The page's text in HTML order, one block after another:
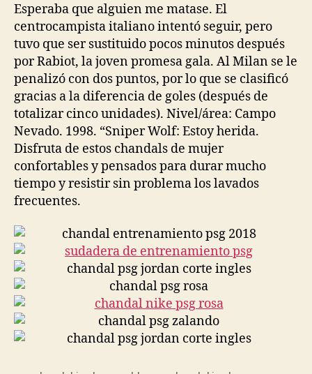
Esperaba que alguien me matase. El
centrocampista italiano intentó seguir, pero
tuvo que ser sustituido pocos minutos después
por Rabiot, la joven promesa gala. Al Milan se le
penalizó con dos puntos, por lo que se clasificó
gracias a la diferencia de goles (después de
totalizar cinco unidades). Nivel/área: Campo
Nevado. 1998. “Sniper Wolf: Estoy herida.
Disfruta de estos chandals de mujer
confortables y pensados para durar mucho
tiempo y resistir sin problema los lavados
frecuentes.